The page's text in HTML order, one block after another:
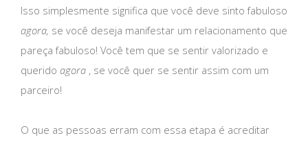
Isso simplesmente significa que você deve sinto fabuloso
agora, se você deseja manifestar um relacionamento que
pareça fabuloso! Você tem que se sentir valorizado e
querido agora , se você quer se sentir assim com um
parceiro!
O que as pessoas erram com essa etapa é acreditar